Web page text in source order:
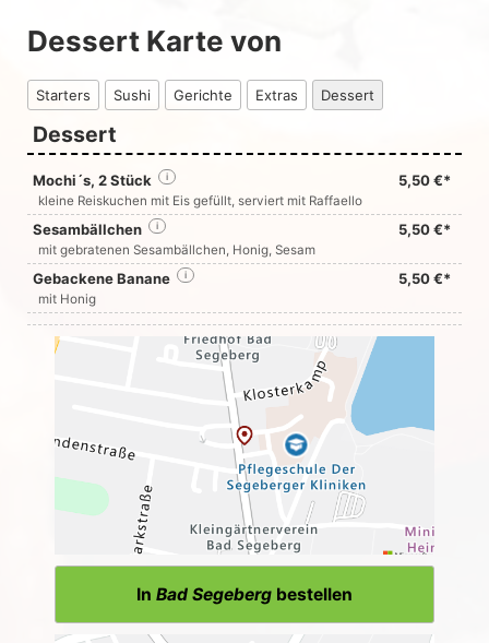
Dessert Karte von
Starters Sushi Gerichte Extras Dessert
Dessert
Mochi´s, 2 Stück 5,50 €*
i
kleine Reiskuchen mit Eis gefüllt, serviert mit Raffaello
Sesambällchen 5,50 €*
i
mit gebratenen Sesambällchen, Honig, Sesam
Gebackene Banane 5,50 €*
i
mit Honig
In Bad Segeberg bestellen